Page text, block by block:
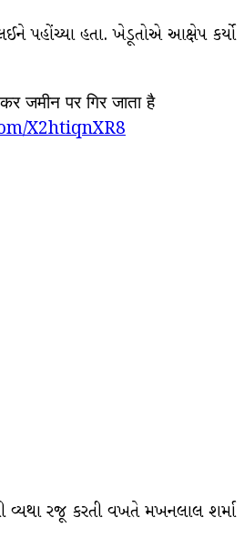
પહોંચ્યા હતા. ખેડૂતોએ આક્ષેપ કર્યો
जमीन पर गिर जाता है
X2htiqnXR8
વ્યથા રજૂ કરતી વખતે મખનલાલ શર્મા